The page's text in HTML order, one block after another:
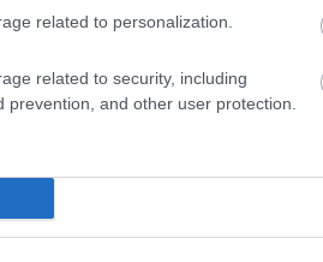
related to personalization.
related to security, including
and other user protection.
M4